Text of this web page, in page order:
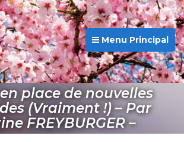
Menu Principal
place de nouvelles
(Vraiment !) – Par
FREYBURGER –